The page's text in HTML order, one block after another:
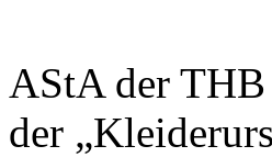
AStA der THB
der